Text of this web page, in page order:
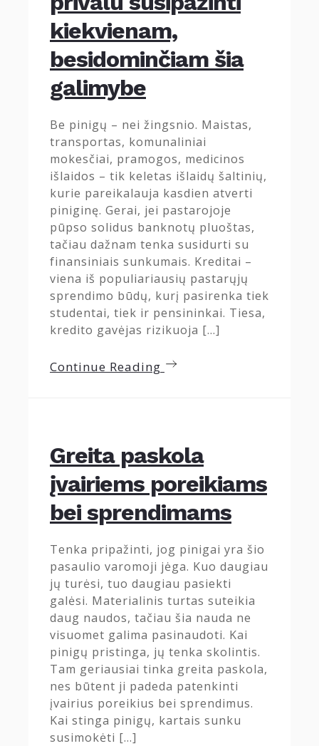
kiekvienam,
besidominčiam šia
galimybe
Be pinigų – nei žingsnio. Maistas,
transportas, komunaliniai
mokesčiai, pramogos, medicinos
išlaidos – tik keletas išlaidų šaltinių,
kurie pareikalauja kasdien atverti
piniginę. Gerai, jei pastarojoje
pūpso solidus banknotų pluoštas,
tačiau dažnam tenka susidurti su
finansiniais sunkumais. Kreditai –
viena iš populiariausių pastarųjų
sprendimo būdų, kurį pasirenka tiek
studentai, tiek ir pensininkai. Tiesa,
kredito gavėjas rizikuoja […]
Continue Reading
Greita paskola
įvairiems poreikiams
bei sprendimams
Tenka pripažinti, jog pinigai yra šio
pasaulio varomoji jėga. Kuo daugiau
jų turėsi, tuo daugiau pasiekti
galėsi. Materialinis turtas suteikia
daug naudos, tačiau šia nauda ne
visuomet galima pasinaudoti. Kai
pinigų pristinga, jų tenka skolintis.
Tam geriausiai tinka greita paskola,
nes būtent ji padeda patenkinti
įvairius poreikius bei sprendimus.
Kai stinga pinigų, kartais sunku
susimokėti […]